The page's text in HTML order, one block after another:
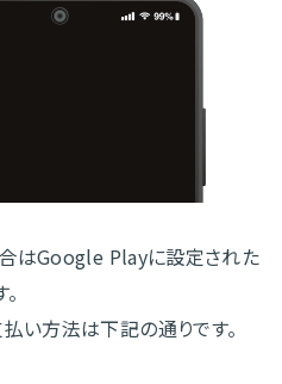
はGoogle Playに設定された
い方法は下記の通りです。